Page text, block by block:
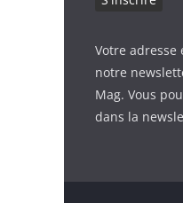
Votre
notre
Mag. Vous
dans la